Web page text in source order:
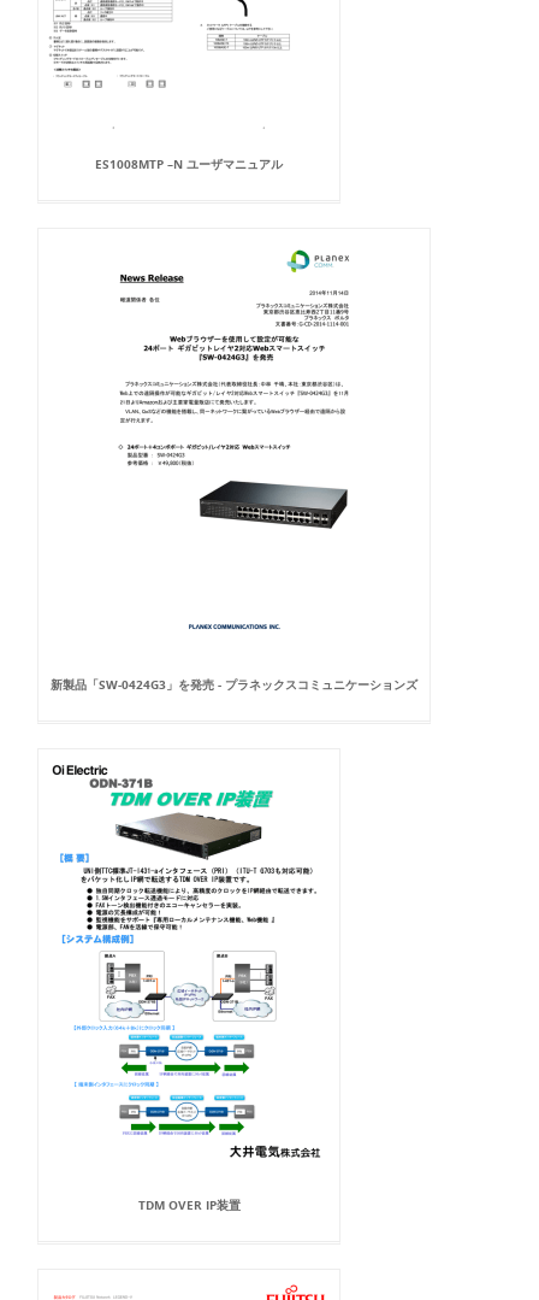
ES1008MTP –N ユーザマニュアル
新製品「SW-0424G3」を発売 - プラネックスコミュニケーションズ
TDM OVER IP装置